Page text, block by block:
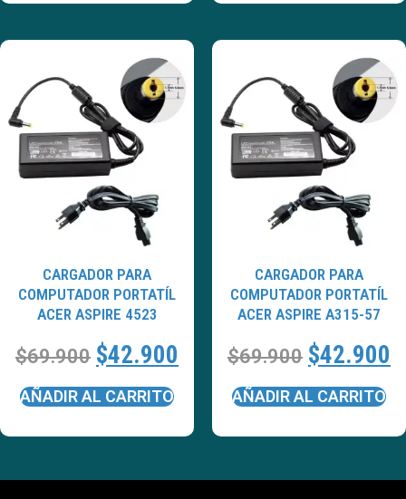
CARGADOR PARA
COMPUTADOR PORTATÍL
ACER ASPIRE 4523
$69.900 $42.900
AÑADIR AL CARRITO
CARGADOR PARA
COMPUTADOR PORTATÍL
ACER ASPIRE A315-57
$69.900 $42.900
AÑADIR AL CARRITO